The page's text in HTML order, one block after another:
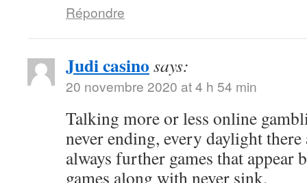
Répondre
Judi casino says:
20 novembre 2020 at 4 h 54 min
Talking more or less online
never ending, every daylight there
always further games that appear
games along with never sink.